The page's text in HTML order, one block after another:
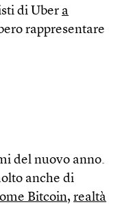
di Uber a
rappresentare
del nuovo anno.
anche di
Bitcoin, realtà